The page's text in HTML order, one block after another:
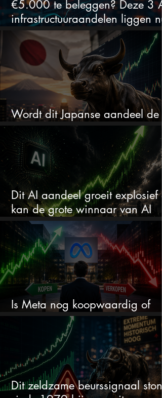
€5.000 te beleggen? Deze 3
infrastructuuraandelen liggen nu
in de uitverkoop
Wordt dit Japanse aandeel de
comeback kid van 2026?
Dit AI aandeel groeit explosief
kan de grote winnaar van AI
worden
Is Meta nog koopwaardig of
wordt het tijd om te verkopen?
Dit zeldzame beurssignaal stond